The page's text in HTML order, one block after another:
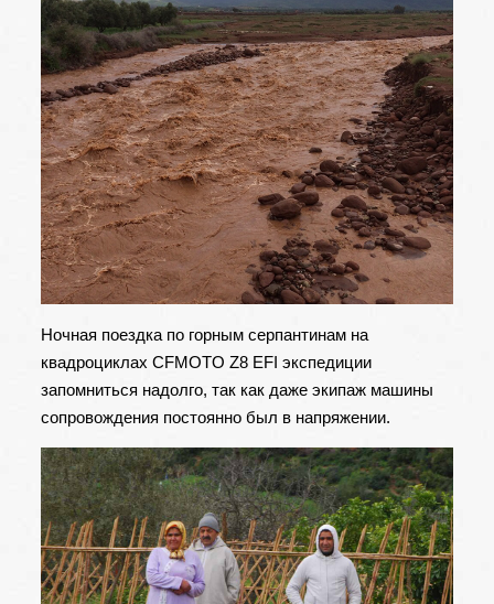
Ночная поездка по горным серпантинам на
квадроциклах CFMOTO Z8 EFI экспедиции
запомниться надолго, так как даже экипаж машины
сопровождения постоянно был в напряжении.